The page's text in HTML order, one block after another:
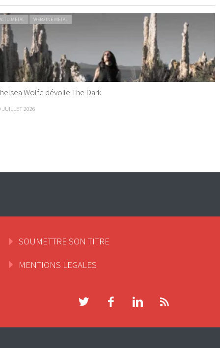
METAL WEBZINE METAL
Wolfe dévoile The Dark
JUILLET 2026
SOUMETTRE SON TITRE
MENTIONS LEGALES